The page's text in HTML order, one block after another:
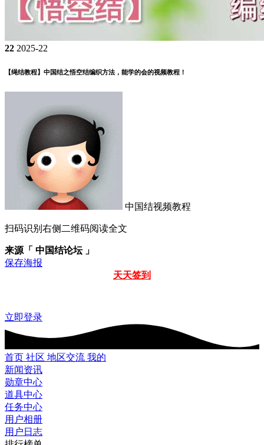
22 2025-22
【绳结教程】中国结之悟空结编织方法，能学的会的视频教程！
中国结视频教程
扫码识别右侧二维码阅读全文
来源「 中国结论坛 」
保存海报
天天签到
立即登录
首页 社区 地区交流 我的
新闻资讯
勋章中心
道具中心
任务中心
用户相册
用户日志